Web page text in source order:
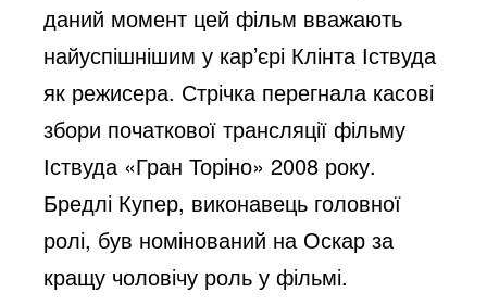
даний момент цей фільм вважають
найуспішнішим у кар’єрі Клінта Іствуда
як режисера. Стрічка перегнала касові
збори початкової трансляції фільму
Іствуда «Гран Торіно» 2008 року.
Бредлі Купер, виконавець головної
ролі, був номінований на Оскар за
кращу чоловічу роль у фільмі.